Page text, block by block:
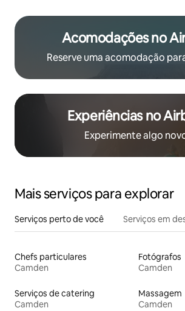
Acomodações no
Reserve uma acomodação
Experiências no
Experimente algo
Mais serviços para explorar
Serviços perto de você Serviços em
Chefs particulares
Camden
Fotógrafos
Camden
Serviços de catering
Camden
Massagem
Camden